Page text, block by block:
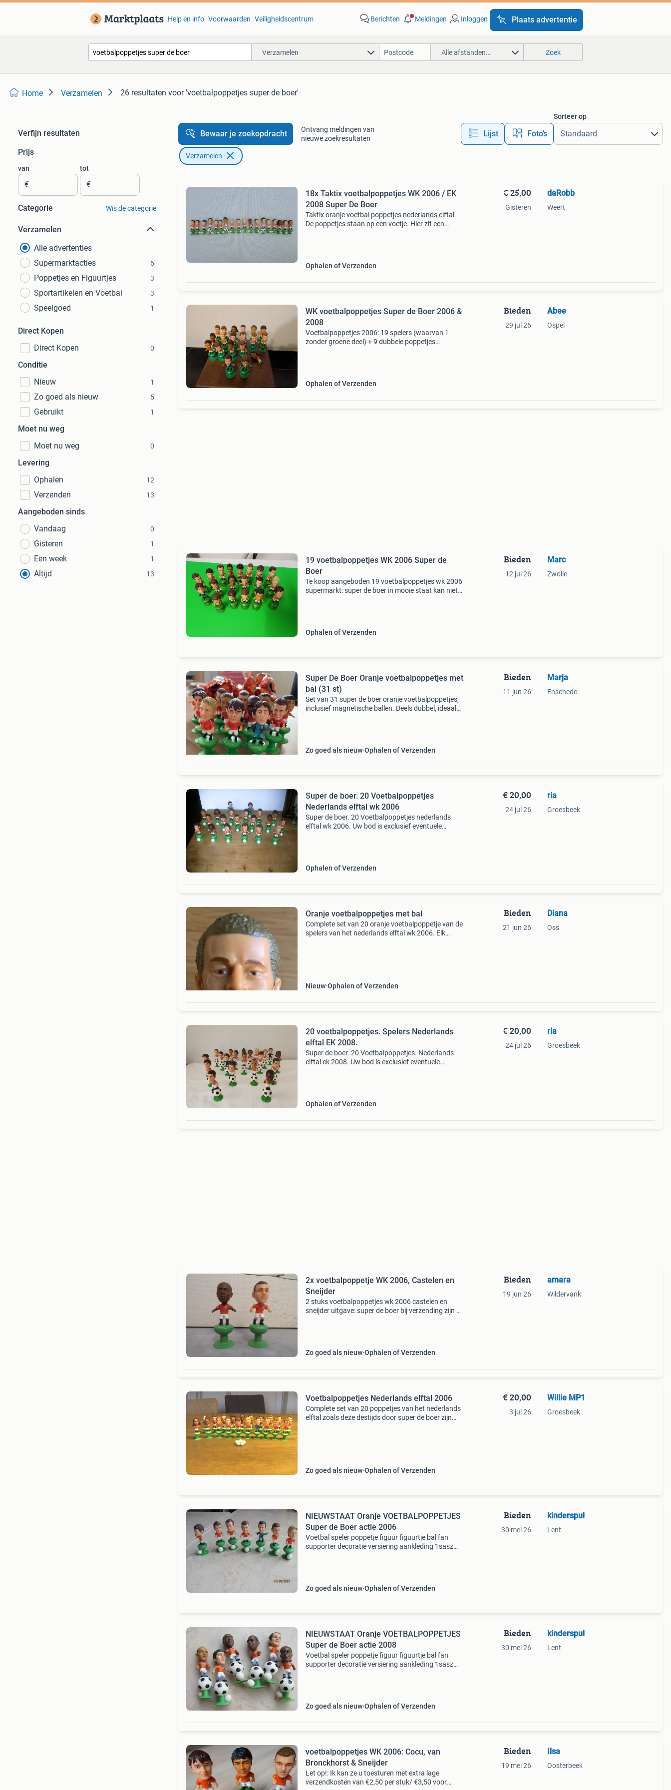
Help en info Voorwaarden Veiligheidscentrum Berichten Meldingen Inloggen Plaats advertentie
Verzamelen Alle afstanden… Zoek
Home Verzamelen 26 resultaten voor 'voetbalpoppetjes super de boer'
Verfijn resultaten
Prijs
van
€
tot
€
Categorie Wis de categorie
Verzamelen
Alle advertenties
Supermarktacties
6
Poppetjes en Figuurtjes 3
Sportartikelen en Voetbal 3
Speelgoed 1
Direct Kopen
Direct Kopen
0
Conditie
Nieuw
1
Zo goed als nieuw 5
Gebruikt 1
Moet nu weg
Moet nu weg
0
Levering
Ophalen
12
Verzenden 13
Aangeboden sinds
Vandaag
0
Gisteren 1
Een week 1
Altijd 13
Bewaar je zoekopdracht
Ontvang meldingen van
nieuwe zoekresultaten
Lijst Foto’s
Sorteer op
Verzamelen
18x Taktix voetbalpoppetjes WK 2006 / EK
2008 Super De Boer
Taktix oranje voetbal poppetjes nederlands elftal.
De poppetjes staan op een voetje. Hier zit een
Ophalen of Verzenden
€ 25,00
Gisteren
daRobb
Weert
WK voetbalpoppetjes Super de Boer 2006 &
2008
Voetbalpoppetjes 2006: 19 spelers (waarvan 1
zonder groene deel) + 9 dubbele poppetjes
Ophalen of Verzenden
Bieden
29 jul 26
Abee
Ospel
19 voetbalpoppetjes WK 2006 Super de
Boer
Te koop aangeboden 19 voetbalpoppetjes wk 2006
supermarkt: super de boer in mooie staat kan niet
Ophalen of Verzenden
Bieden
12 jul 26
Marc
Zwolle
Super De Boer Oranje voetbalpoppetjes met
bal (31 st)
Set van 31 super de boer oranje voetbalpoppetjes,
inclusief magnetische ballen. Deels dubbel, ideaal
Zo goed als nieuw Ophalen of Verzenden
Bieden
11 jun 26
Marja
Enschede
Super de boer. 20 Voetbalpoppetjes
Nederlands elftal wk 2006
Super de boer. 20 Voetbalpoppetjes nederlands
elftal wk 2006. Uw bod is exclusief eventuele
Ophalen of Verzenden
€ 20,00
24 jul 26
ria
Groesbeek
Oranje voetbalpoppetjes met bal
Complete set van 20 oranje voetbalpoppetje van de
spelers van het nederlands elftal wk 2006. Elk
Nieuw Ophalen of Verzenden
Bieden
21 jun 26
Diana
Oss
20 voetbalpoppetjes. Spelers Nederlands
elftal EK 2008.
Super de boer. 20 Voetbalpoppetjes. Nederlands
elftal ek 2008. Uw bod is exclusief eventuele
Ophalen of Verzenden
€ 20,00
24 jul 26
ria
Groesbeek
2x voetbalpoppetje WK 2006, Castelen en
Sneijder
2 stuks voetbalpoppetjes wk 2006 castelen en
sneijder uitgave: super de boer bij verzending zijn de
Zo goed als nieuw Ophalen of Verzenden
Bieden
19 jun 26
amara
Wildervank
Voetbalpoppetjes Nederlands elftal 2006
Complete set van 20 poppetjes van het nederlands
elftal zoals deze destijds door super de boer zijn
Zo goed als nieuw Ophalen of Verzenden
€ 20,00
3 jul 26
Willie MP1
Groesbeek
NIEUWSTAAT Oranje VOETBALPOPPETJES
Super de Boer actie 2006
Voetbal speler poppetje figuur figuurtje bal fan
supporter decoratie versiering aankleding 1sasz
Zo goed als nieuw Ophalen of Verzenden
Bieden
30 mei 26
kinderspul
Lent
NIEUWSTAAT Oranje VOETBALPOPPETJES
Super de Boer actie 2008
Voetbal speler poppetje figuur figuurtje bal fan
supporter decoratie versiering aankleding 1sasz
Zo goed als nieuw Ophalen of Verzenden
Bieden
30 mei 26
kinderspul
Lent
voetbalpoppetjes WK 2006: Cocu, van
Bronckhorst & Sneijder
Let op!: Ik kan ze u toesturen met extra lage
verzendkosten van €2,50 per stuk/ €3,50 voor
Bieden
19 mei 26
Ilsa
Oosterbeek